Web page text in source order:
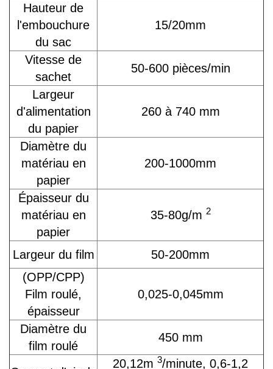
Hauteur de
l'embouchure
du sac
15/20mm
Vitesse de
sachet
50-600 pièces/min
Largeur
d'alimentation
du papier
260 à 740 mm
Diamètre du
matériau en
papier
200-1000mm
Épaisseur du
matériau en
papier
35-80g/m 2
Largeur du film
50-200mm
(OPP/CPP)
Film roulé,
épaisseur
0,025-0,045mm
Diamètre du
film roulé
450 mm
20,12m 3/minute, 0,6-1,2